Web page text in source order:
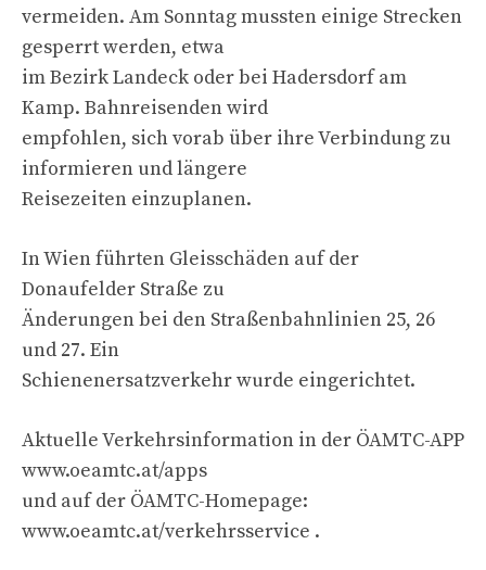
vermeiden. Am Sonntag mussten einige Strecken
gesperrt werden, etwa
im Bezirk Landeck oder bei Hadersdorf am
Kamp. Bahnreisenden wird
empfohlen, sich vorab über ihre Verbindung zu
informieren und längere
Reisezeiten einzuplanen.
In Wien führten Gleisschäden auf der
Donaufelder Straße zu
Änderungen bei den Straßenbahnlinien 25, 26
und 27. Ein
Schienenersatzverkehr wurde eingerichtet.
Aktuelle Verkehrsinformation in der ÖAMTC-APP
www.oeamtc.at/apps
und auf der ÖAMTC-Homepage:
www.oeamtc.at/verkehrsservice .